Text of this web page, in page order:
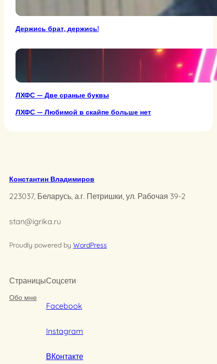
Держись брат, держись!
ЛХФС — Две сраные буквы
ЛХФС — Любимой в скайпе больше нет
Константин Владимиров
223037, Беларусь, а.г. Петришки, ул. Рабочая 39-2
stan@igrika.ru
Proudly powered by WordPress
Страницы
Обо мне
Соцсети
Facebook
Instagram
ВКонтакте